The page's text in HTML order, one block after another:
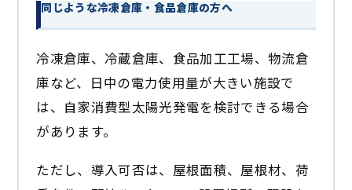
同じような冷凍倉庫・食品倉庫の方へ
冷凍倉庫、冷蔵倉庫、食品加工工場、物流倉
庫など、日中の電力使用量が大きい施設で
は、自家消費型太陽光発電を検討できる場合
があります。
ただし、導入可否は、屋根面積、屋根材、荷